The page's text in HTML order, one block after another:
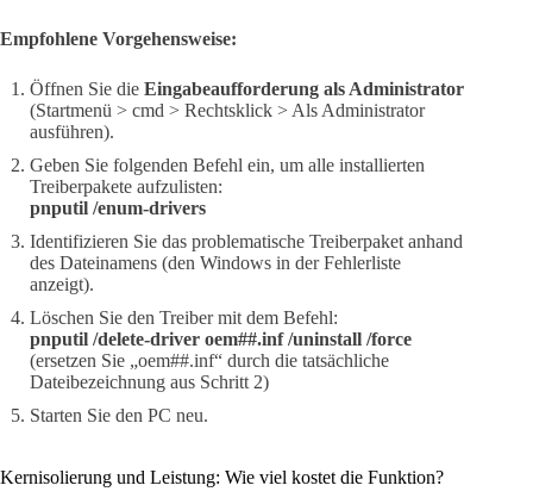
Empfohlene Vorgehensweise:
Öffnen Sie die Eingabeaufforderung als Administrator
(Startmenü > cmd > Rechtsklick > Als Administrator
ausführen).
Geben Sie folgenden Befehl ein, um alle installierten
Treiberpakete aufzulisten:
pnputil /enum-drivers
Identifizieren Sie das problematische Treiberpaket anhand
des Dateinamens (den Windows in der Fehlerliste
anzeigt).
Löschen Sie den Treiber mit dem Befehl:
pnputil /delete-driver oem##.inf /uninstall /force
(ersetzen Sie „oem##.inf“ durch die tatsächliche
Dateibezeichnung aus Schritt 2)
Starten Sie den PC neu.
Kernisolierung und Leistung: Wie viel kostet die Funktion?